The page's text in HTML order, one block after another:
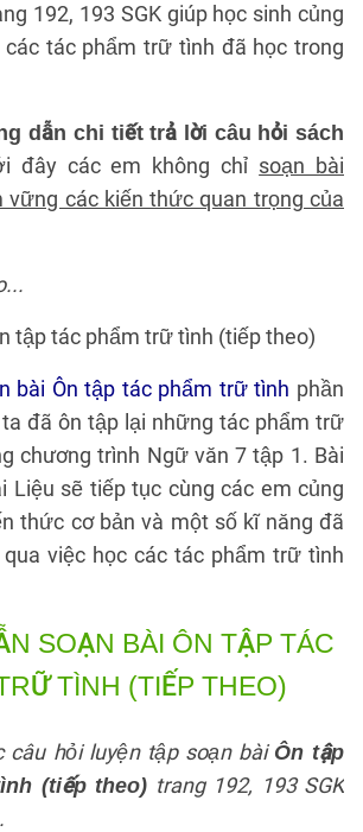
192, 193 SGK giúp học sinh củng
tác phẩm trữ tình đã học trong
dẫn chi tiết trả lời câu hỏi sách
đây các em không chỉ soạn bài
vững các kiến thức quan trọng của
bài Ôn tập tác phẩm trữ tình phần
đã ôn tập lại những tác phẩm trữ
chương trình Ngữ văn 7 tập 1. Bài
Liệu sẽ tiếp tục cùng các em củng
thức cơ bản và một số kĩ năng đã
việc học các tác phẩm trữ tình
SOẠN BÀI ÔN TẬP TÁC
TÌNH (TIẾP THEO)
câu hỏi luyện tập soạn bài Ôn tập
(tiếp theo) trang 192, 193 SGK